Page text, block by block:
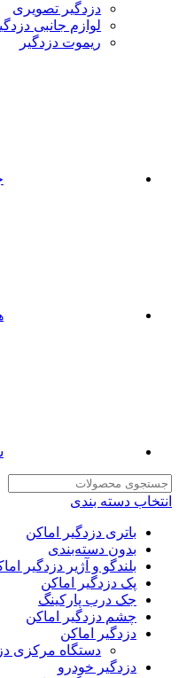
دزدگیر تصویری
لوازم جانبی
ریموت دزدگیر
انتخاب دسته بندی
باتری دزدگیر اماکن
بدون دسته‌بندی
بلندگو و آژیر دزدگیر
پک دزدگیر اماکن
جک درب پارکینگ
چشم دزدگیر اماکن
دزدگیر اماکن
دستگاه مرکزی
دزدگیر خودرو